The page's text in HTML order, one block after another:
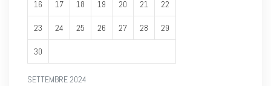
SETTEMBRE 2024
16 17 18 19 20 21 22
23 24 25 26 27 28 29
30